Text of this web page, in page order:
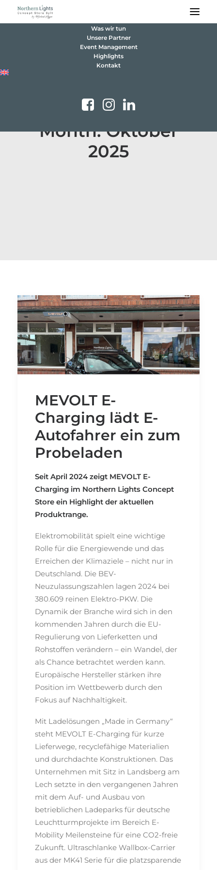
Was wir tun
Unsere Partner
Event Management
Highlights
Kontakt
Month: Oktober
2025
MEVOLT E-
Charging lädt E-
Autofahrer ein zum
Probeladen
Seit April 2024 zeigt MEVOLT E-
Charging im Northern Lights Concept
Store ein Highlight der aktuellen
Produktrange.
Elektromobilität spielt eine wichtige
Rolle für die Energiewende und das
Erreichen der Klimaziele – nicht nur in
Deutschland. Die BEV-
Neuzulassungszahlen lagen 2024 bei
380.609 reinen Elektro-PKW. Die
Dynamik der Branche wird sich in den
kommenden Jahren durch die EU-
Regulierung von Lieferketten und
Rohstoffen verändern – ein Wandel, der
als Chance betrachtet werden kann.
Europäische Hersteller stärken ihre
Position im Wettbewerb durch den
Fokus auf Nachhaltigkeit.
Mit Ladelösungen „Made in Germany“
steht MEVOLT E-Charging für kurze
Lieferwege, recyclefähige Materialien
und durchdachte Konstruktionen. Das
Unternehmen mit Sitz in Landsberg am
Lech setzte in den vergangenen Jahren
mit dem Auf- und Ausbau von
betrieblichen Ladeparks für deutsche
Leuchtturmprojekte im Bereich E-
Mobility Meilensteine für eine CO2-freie
Zukunft. Ultraschlanke Wallbox-Carrier
aus der MK41 Serie für die platzsparende